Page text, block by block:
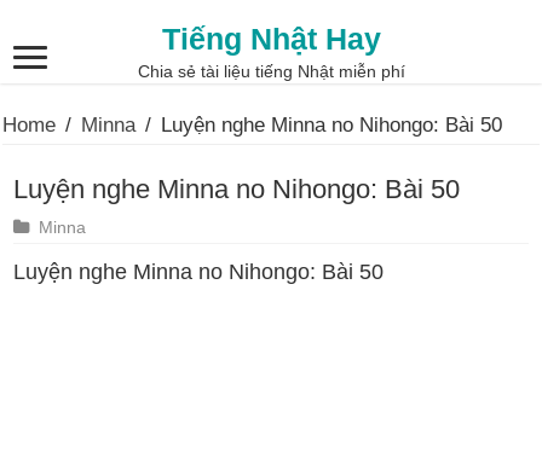
Tiếng Nhật Hay
Chia sẻ tài liệu tiếng Nhật miễn phí
Home / Minna / Luyện nghe Minna no Nihongo: Bài 50
Luyện nghe Minna no Nihongo: Bài 50
Minna
Luyện nghe Minna no Nihongo: Bài 50